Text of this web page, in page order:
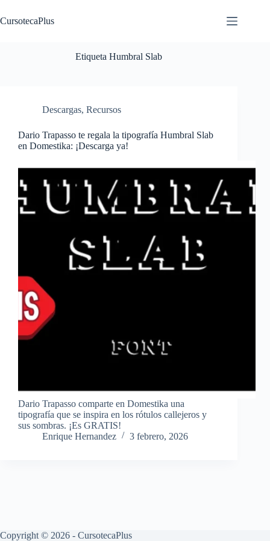
al
contenido
CursotecaPlus
Etiqueta Humbral Slab
Descargas, Recursos
Dario Trapasso te regala la tipografía Humbral Slab
en Domestika: ¡Descarga ya!
Dario Trapasso comparte en Domestika una
tipografía que se inspira en los rótulos callejeros y
sus sombras. ¡Es GRATIS!
Enrique Hernandez
3 febrero, 2026
Copyright © 2026 - CursotecaPlus